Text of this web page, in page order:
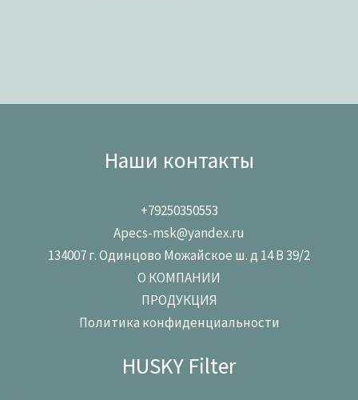
Наши контакты
+79250350553
Apecs-msk@yandex.ru
134007 г. Одинцово Можайское ш. д 14 В 39/2
О КОМПАНИИ
ПРОДУКЦИЯ
Политика конфиденциальности
HUSKY Filter